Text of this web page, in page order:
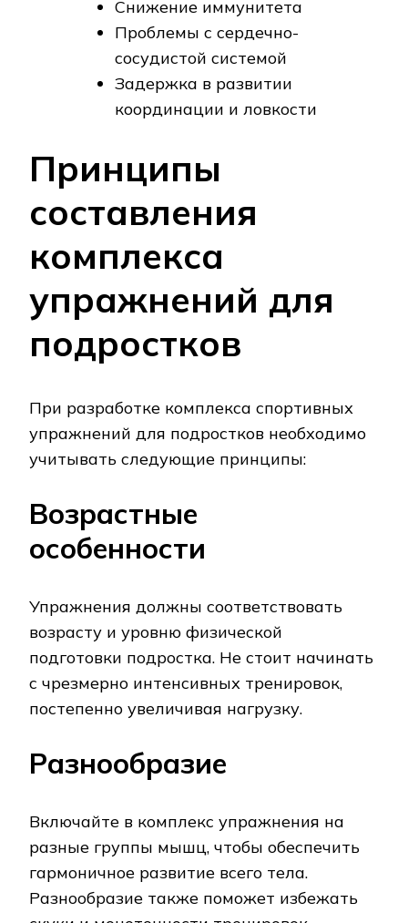
Снижение иммунитета
Проблемы с сердечно-
сосудистой системой
Задержка в развитии
координации и ловкости
Принципы
составления
комплекса
упражнений для
подростков
При разработке комплекса спортивных
упражнений для подростков необходимо
учитывать следующие принципы:
Возрастные
особенности
Упражнения должны соответствовать
возрасту и уровню физической
подготовки подростка. Не стоит начинать
с чрезмерно интенсивных тренировок‚
постепенно увеличивая нагрузку.
Разнообразие
Включайте в комплекс упражнения на
разные группы мышц‚ чтобы обеспечить
гармоничное развитие всего тела.
Разнообразие также поможет избежать